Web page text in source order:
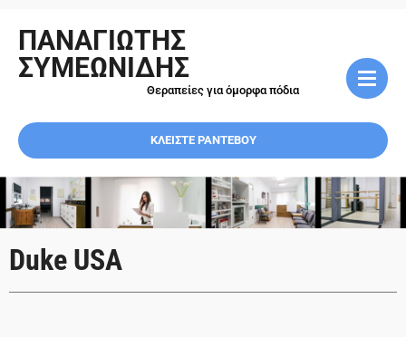
ΠΑΝΑΓΙΩΤΗΣ
ΣΥΜΕΩΝΙΔΗΣ
Θεραπείες για όμορφα πόδια
ΚΛΕΙΣΤΕ ΡΑΝΤΕΒΟΥ
Duke USA